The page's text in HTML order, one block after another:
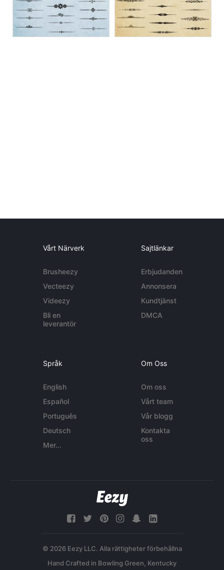
Vårt Närverk
Brusheezy
Vecteezy
Videezy
Bli en
leverantör
Sajtlänkar
Erbjudanden
Annonsera
Kundtjänst
DMCA
Språk
English
Español
Português
Deutsch
Mer...
Om Oss
Om oss
Vårt team
Vår blogg
Kontakta
oss
© 2026 Eezy LLC. Alla rättigheter förbehållna